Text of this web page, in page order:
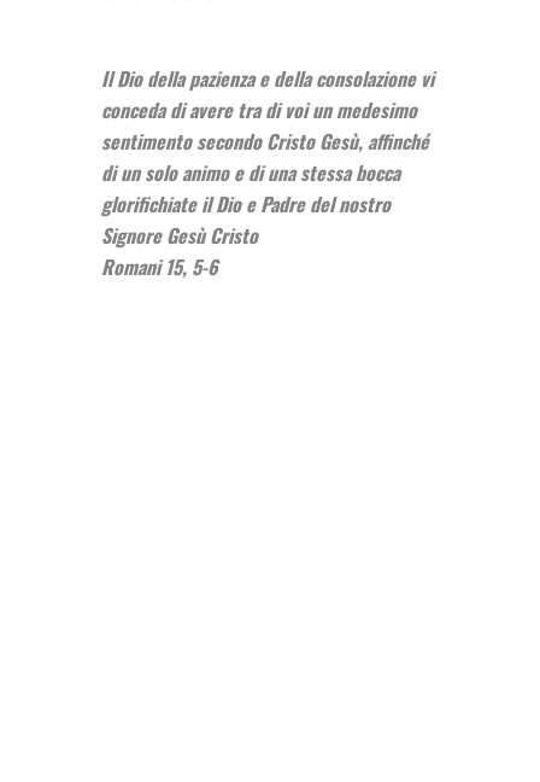
Il Dio della pazienza e della consolazione vi
conceda di avere tra di voi un medesimo
sentimento secondo Cristo Gesù, affinché
di un solo animo e di una stessa bocca
glorifichiate il Dio e Padre del nostro
Signore Gesù Cristo
Romani 15, 5-6